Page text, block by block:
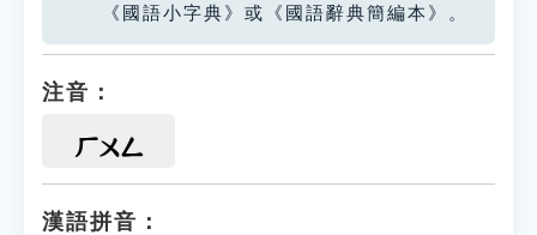
《國語小字典》或《國語辭典簡編本》。
注音：
ㄏㄨㄥ
漢語拼音：